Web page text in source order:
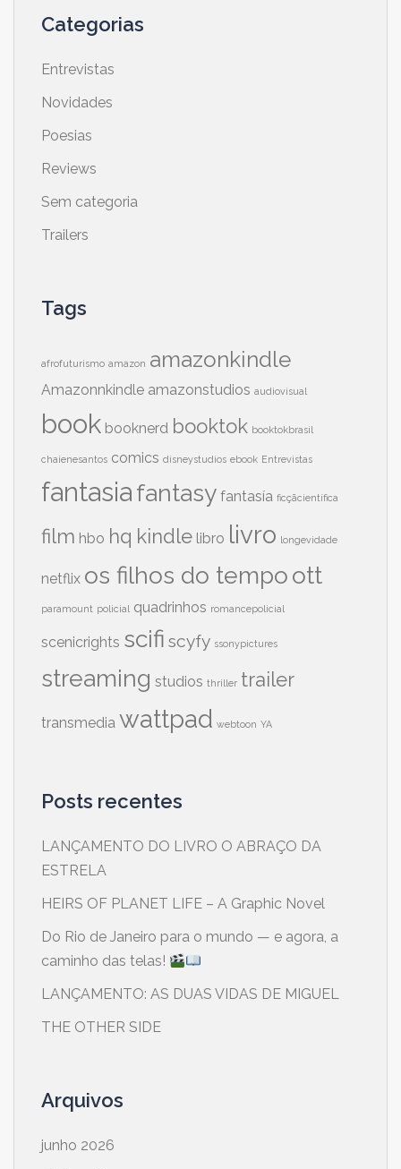
Categorias
Entrevistas
Novidades
Poesias
Reviews
Sem categoria
Trailers
Tags
afrofuturismo amazon amazonkindle
Amazonnkindle amazonstudios audiovisual
book booknerd booktok booktokbrasil
chaienesantos comics disneystudios ebook Entrevistas
fantasiafantasy fantasía ficçãcientífica
film hbo hq kindle libro livro longevidade
netflix os filhos do tempoott
paramount policial quadrinhos romancepolicial
scenicrights scifi scyfy ssonypictures
streaming studios thriller trailer
transmedia wattpad webtoon YA
Posts recentes
LANÇAMENTO DO LIVRO O ABRAÇO DA
ESTRELA
HEIRS OF PLANET LIFE – A Graphic Novel
​Do Rio de Janeiro para o mundo — e agora, a
caminho das telas!
LANÇAMENTO: AS DUAS VIDAS DE MIGUEL
THE OTHER SIDE
Arquivos
junho 2026